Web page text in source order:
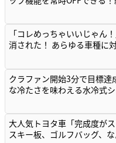
「コレめっちゃいいじゃん
消された！ あらゆる車種に
クラファン開始3分で目標達
な冷たさを味わえる水冷式
大人気トヨタ車「完成度が
スキー板、ゴルフバッグ、